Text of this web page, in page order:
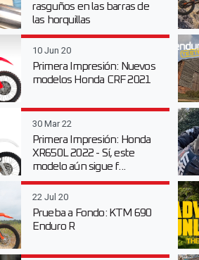
rasguños en las barras de
las horquillas
10 Jun 20
Primera Impresión: Nuevos
modelos Honda CRF 2021
30 Mar 22
Primera Impresión: Honda
XR650L 2022 - Sí, este
modelo aún sigue f...
22 Jul 20
Prueba a Fondo: KTM 690
Enduro R